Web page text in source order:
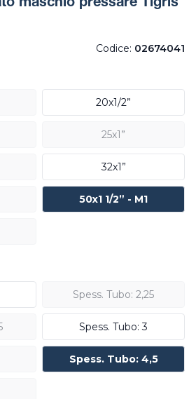
maschio pressare Tigris
Codice: 02674041
20x1/2”
25x1”
32x1”
50x1 1/2” - M1
Spess. Tubo: 2,25
Spess. Tubo: 3
Spess. Tubo: 4,5